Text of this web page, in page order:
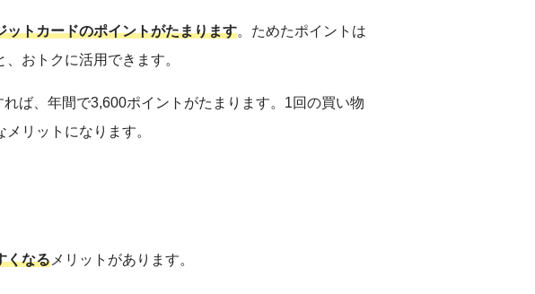
ットカードのポイントがたまります。ためたポイントは
おトクに活用できます。
ば、年間で3,600ポイントがたまります。1回の買い物
リットになります。
くなる メリットがあります。